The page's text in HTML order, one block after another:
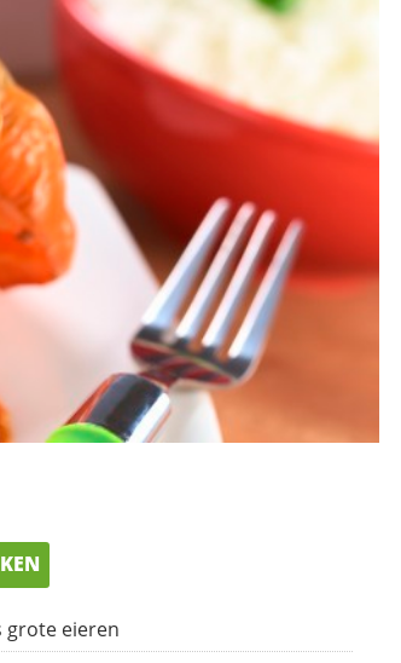
grote eieren